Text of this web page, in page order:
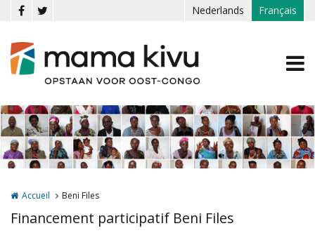
Aller au contenu principal Nederlands Français
Accueil Beni Files
Financement participatif Beni Files